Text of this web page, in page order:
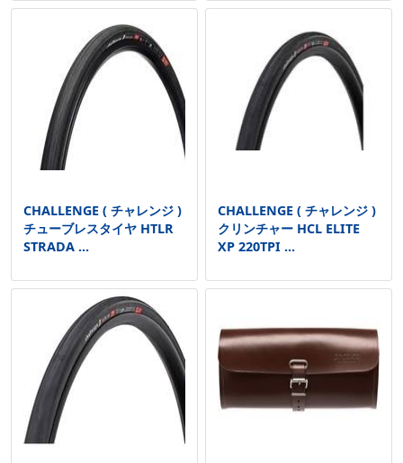
CHALLENGE ( チャレンジ )
チューブレスタイヤ HTLR
STRADA ...
CHALLENGE ( チャレンジ )
クリンチャー HCL ELITE
XP 220TPI ...